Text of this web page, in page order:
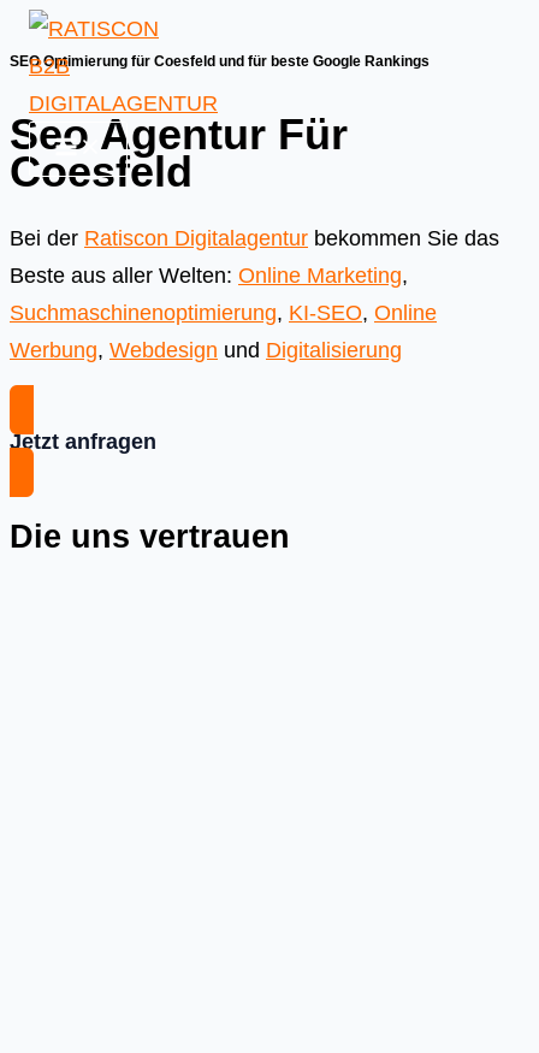
Skip
to
content
SEO Optimierung für Coesfeld und für beste Google Rankings
Seo Agentur Für
Coesfeld
Bei der Ratiscon Digitalagentur bekommen Sie das
Beste aus aller Welten: Online Marketing,
Suchmaschinenoptimierung, KI-SEO, Online
Werbung, Webdesign und Digitalisierung
Jetzt anfragen
Die uns vertrauen